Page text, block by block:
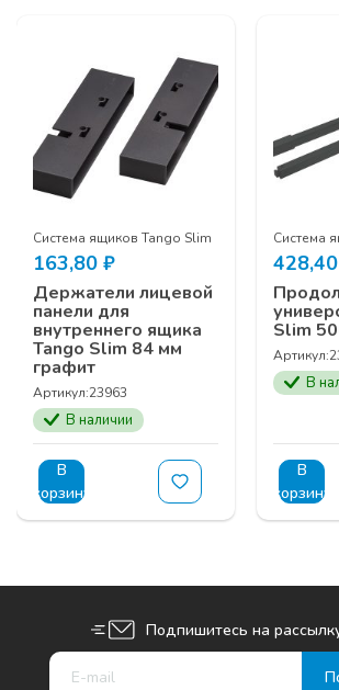
Система ящиков Tango Slim
163,80 ₽
Держатели лицевой
панели для
внутреннего ящика
Tango Slim 84 мм
графит
Артикул:23963
В наличии
В
корзину
Система
428,40
Slim
Артикул:
В
В
корзину
Подпишитесь на